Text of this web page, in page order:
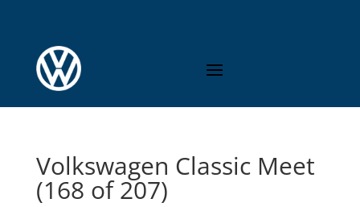
Volkswagen Classic Meet
(168 of 207)